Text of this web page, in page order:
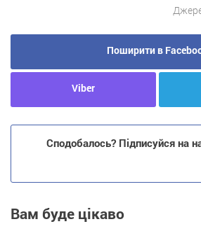
Поширити в
Viber
Сподобалось? Підписуйся на
Вам буде цікаво